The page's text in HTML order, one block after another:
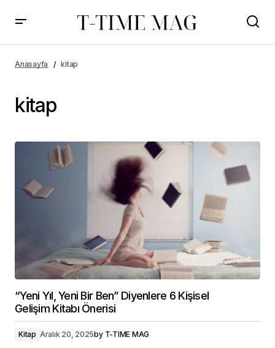
Anasayfa kitap
kitap
“Yeni Yıl, Yeni Bir Ben” Diyenlere 6 Kişisel
Gelişim Kitabı Önerisi
Kitap Aralık 20, 2025by T-TIME MAG